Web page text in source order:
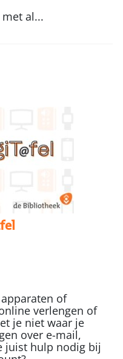
al...
of
verlengen of
je niet waar je
over e-mail,
juist hulp nodig bij